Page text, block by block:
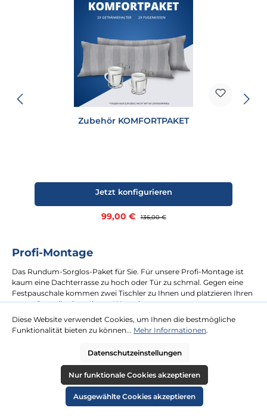
Zubehör KOMFORTPAKET
Verkaufspreis:
99,00 € Regulärer Preis:
136,00 €
Jetzt konfigurieren
Profi-Montage
Das Rundum-Sorglos-Paket für Sie. Für unsere Profi-Montage ist
kaum eine Dachterrasse zu hoch oder Tür zu schmal. Gegen eine
Festpauschale kommen zwei Tischler zu Ihnen und platzieren Ihren
neuen Strandkorb an Ihrem Wunschort.
mehr erfahren
Diese Website verwendet Cookies, um Ihnen die bestmögliche
Funktionalität bieten zu können... Mehr Informationen.
Datenschutzeinstellungen
Nur funktionale Cookies akzeptieren
Ausgewählte Cookies akzeptieren